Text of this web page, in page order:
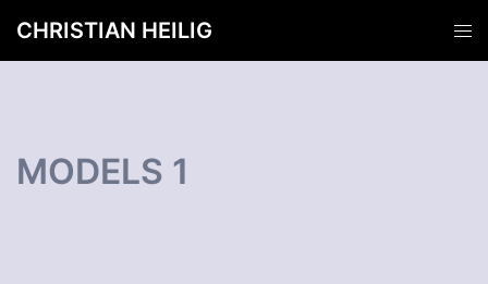
InhaltCHRISTIAN HEILIG
MODELS 1